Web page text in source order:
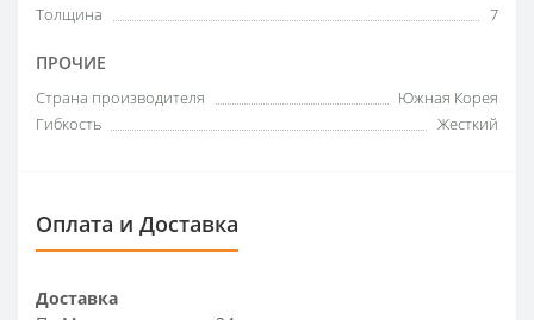
Толщина
7
ПРОЧИЕ
Страна производителя
Южная Корея
Гибкость
Жесткий
Оплата и Доставка
Доставка